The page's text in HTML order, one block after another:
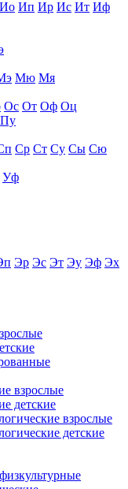
Ио Ип Ир Ис Ит Иф
Мю Мя
Ос От Оф Оц
Пу
Ср Ст Су Сы Сю
Уф
Эр Эс Эт Эу Эф Эх
взрослые
детские
взрослые
детские